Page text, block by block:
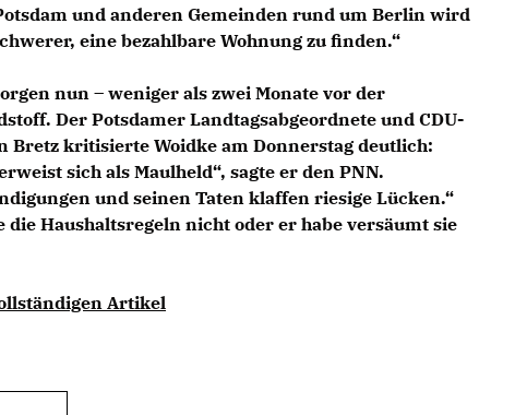
und anderen Gemeinden rund um Berlin wird
eine bezahlbare Wohnung zu finden.“
nun – weniger als zwei Monate vor der
Der Potsdamer Landtagsabgeordnete und CDU-
Bretz kritisierte Woidke am Donnerstag deutlich:
sich als Maulheld“, sagte er den PNN.
und seinen Taten klaffen riesige Lücken.“
die Haushaltsregeln nicht oder er habe versäumt sie
Artikel